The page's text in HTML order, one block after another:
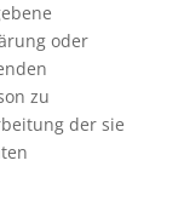
oder
zu
der sie